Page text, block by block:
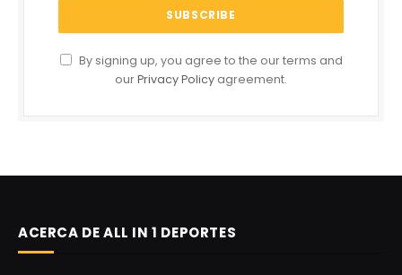
By signing up, you agree to the our terms and
ourPrivacy Policy agreement.
ACERCA DE ALL IN 1 DEPORTES